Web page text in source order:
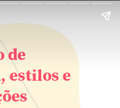
de
estilos e